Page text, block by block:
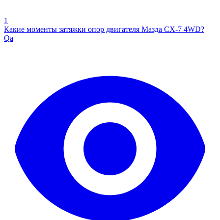
1
Какие моменты затяжки опор двигателя Мазда CX-7 4WD?
Qa